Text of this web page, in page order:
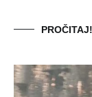
PROČITAJ!